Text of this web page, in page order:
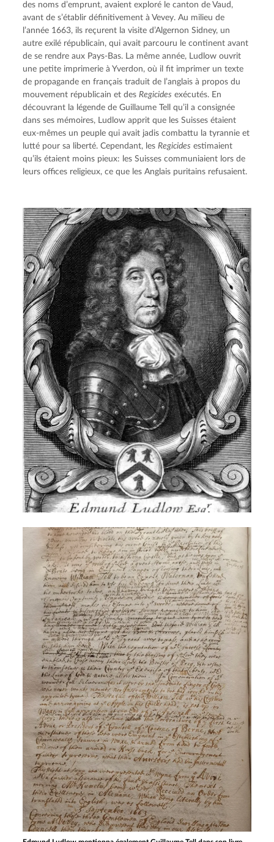
des noms d’emprunt, avaient exploré le canton de Vaud,
avant de s’établir définitivement à Vevey. Au milieu de
l’année 1663, ils reçurent la visite d’Algernon Sidney, un
autre exilé républicain, qui avait parcouru le continent avant
de se rendre aux Pays-Bas. La même année, Ludlow ouvrit
une petite imprimerie à Yverdon, où il fit imprimer un texte
de propagande en français traduit de l’anglais à propos du
mouvement républicain et des Regicides exécutés. En
découvrant la légende de Guillaume Tell qu’il a consignée
dans ses mémoires, Ludlow apprit que les Suisses étaient
eux-mêmes un peuple qui avait jadis combattu la tyrannie et
lutté pour sa liberté. Cependant, les Regicides estimaient
qu’ils étaient moins pieux: les Suisses communiaient lors de
leurs offices religieux, ce que les Anglais puritains refusaient.